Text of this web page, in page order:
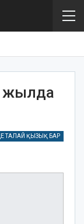
жылда
ТАЛАЙ ҚЫЗЫҚ БАР